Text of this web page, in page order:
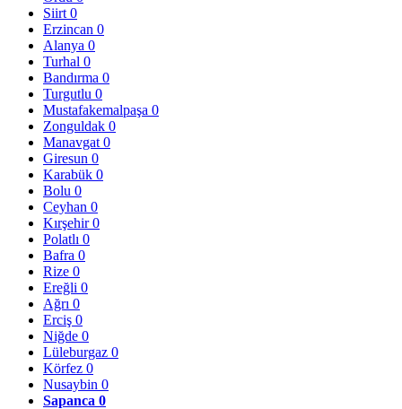
Siirt 0
Erzincan 0
Alanya 0
Turhal 0
Bandırma 0
Turgutlu 0
Mustafakemalpaşa 0
Zonguldak 0
Manavgat 0
Giresun 0
Karabük 0
Bolu 0
Ceyhan 0
Kırşehir0
Polatlı 0
Bafra 0
Rize 0
Ereğli 0
Ağrı 0
Erciş 0
Niğde 0
Lüleburgaz 0
Körfez 0
Nusaybin 0
Sapanca 0